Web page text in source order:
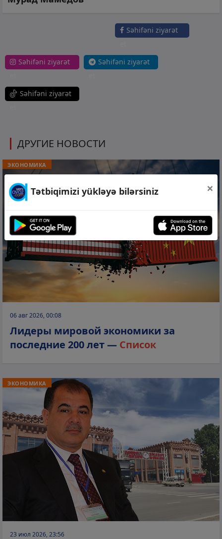
Səhifəni ziyarət
Səhifəni ziyarət
Səhifəni ziyarət
Səhifəni ziyarət
ДРУГИЕ НОВОСТИ
ЭКОНОМИКА
06 авг 2026, 00:08
Лидеры мировой экономики за
последние 200 лет — Список
ЭКОНОМИКА
23 июл 2026, 23:56
Tətbiqimizi yükləyə bilərsiniz ×